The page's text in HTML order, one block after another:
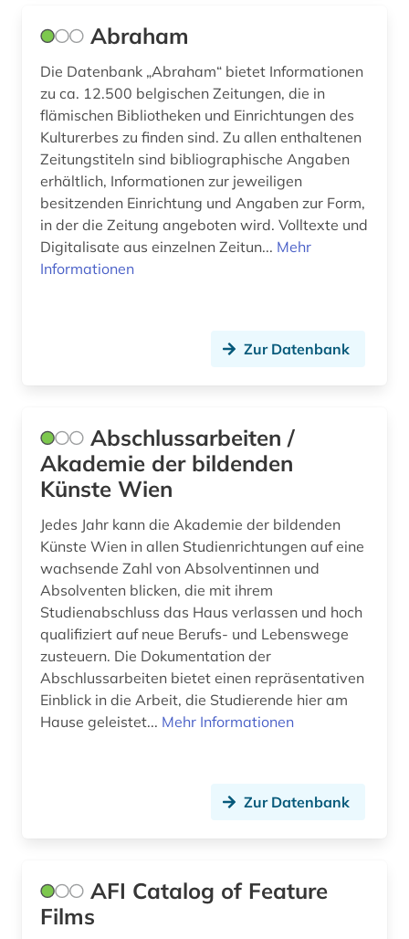
drehbuch (1)
dresden (1)
druckschrift (1)
dziga (1)
dänemark (7)
dänisch-hallesche mission in tranquebar (1)
elektronische zeitschrift (6)
elektronisches buch (6)
elektronisches publizieren (1)
englisch (1)
enthüllungsjournalismus (1)
entscheidungssammlung (1)
ephemera (1)
fachinformationsdienste (1)
Abraham
Die Datenbank „Abraham“ bietet Informationen
zu ca. 12.500 belgischen Zeitungen, die in
flämischen Bibliotheken und Einrichtungen des
Kulturerbes zu finden sind. Zu allen enthaltenen
Zeitungstiteln sind bibliographische Angaben
erhältlich, Informationen zur jeweiligen
besitzenden Einrichtung und Angaben zur Form,
in der die Zeitung angeboten wird. Volltexte und
Digitalisate aus einzelnen Zeitun... Mehr
Informationen
Zur Datenbank
Abschlussarbeiten /
Akademie der bildenden
Künste Wien
Jedes Jahr kann die Akademie der bildenden
Künste Wien in allen Studienrichtungen auf eine
wachsende Zahl von Absolventinnen und
Absolventen blicken, die mit ihrem
Studienabschluss das Haus verlassen und hoch
qualifiziert auf neue Berufs- und Lebenswege
zusteuern. Die Dokumentation der
Abschlussarbeiten bietet einen repräsentativen
Einblick in die Arbeit, die Studierende hier am
Hause geleistet... Mehr Informationen
Zur Datenbank
AFI Catalog of Feature
Films